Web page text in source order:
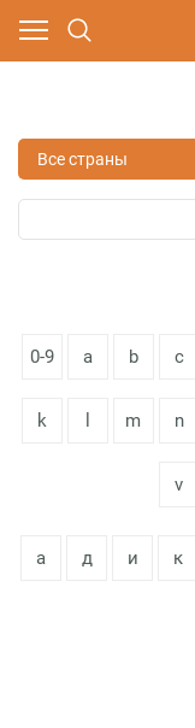
0-9 a b c
k m n
v
а д и к
Ваш город - Москва,
угадали?